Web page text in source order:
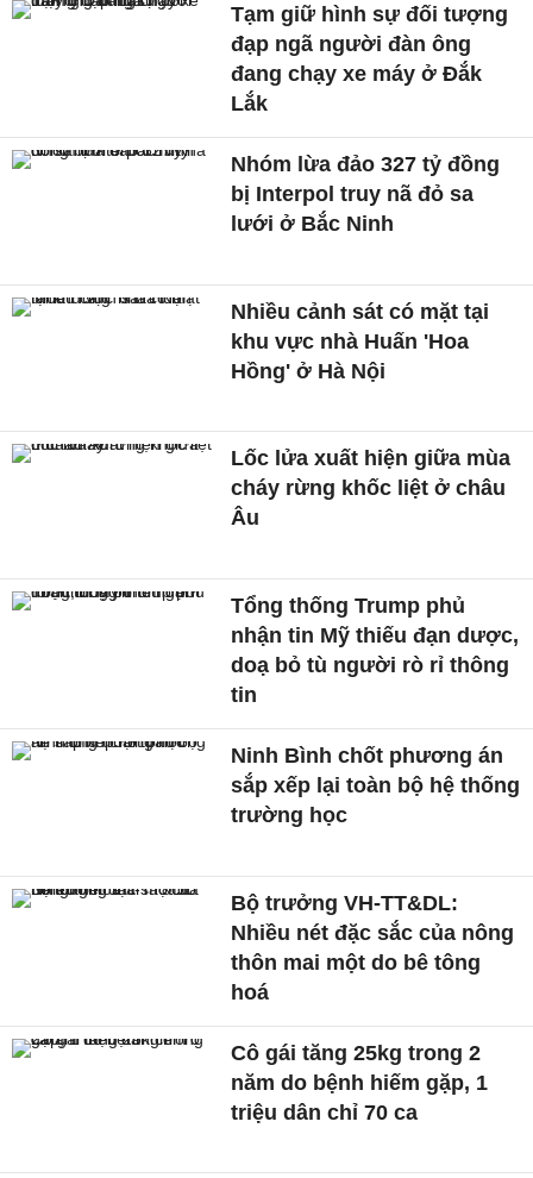
Tạm giữ hình sự đối tượng
đạp ngã người đàn ông
đang chạy xe máy ở Đắk
Lắk
Nhóm lừa đảo 327 tỷ đồng
bị Interpol truy nã đỏ sa
lưới ở Bắc Ninh
Nhiều cảnh sát có mặt tại
khu vực nhà Huấn 'Hoa
Hồng' ở Hà Nội
Lốc lửa xuất hiện giữa mùa
cháy rừng khốc liệt ở châu
Âu
Tổng thống Trump phủ
nhận tin Mỹ thiếu đạn dược,
doạ bỏ tù người rò rỉ thông
tin
Ninh Bình chốt phương án
sắp xếp lại toàn bộ hệ thống
trường học
Bộ trưởng VH-TT&DL:
Nhiều nét đặc sắc của nông
thôn mai một do bê tông
hoá
Cô gái tăng 25kg trong 2
năm do bệnh hiếm gặp, 1
triệu dân chỉ 70 ca